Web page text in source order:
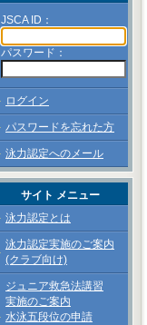
JSCA ID：
パスワード：
ログイン
パスワードを忘れた方
泳力認定へのメール
サイト メニュー
泳力認定とは
泳力認定実施のご案内
(クラブ向け)
ジュニア救急法講習
実施のご案内
水泳五段位の申請